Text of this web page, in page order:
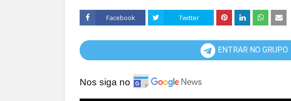
Facebook Twitter
ENTRAR NO GRUPO
Nos siga no